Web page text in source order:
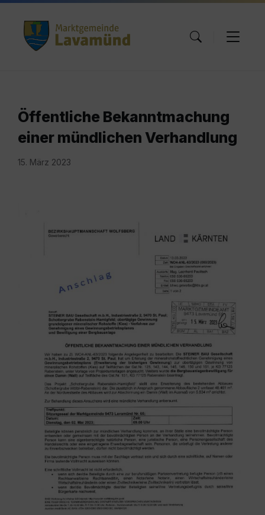
Skip
content
Skip
navigation
Skip
footer
Öffentliche Bekanntmachung
einer mündlichen Verhandlung
15. März 2023